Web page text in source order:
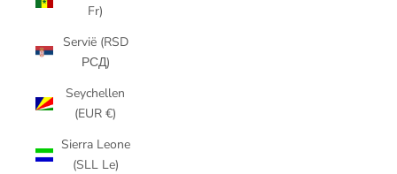
Fr)
Servië (RSD
РСД)
Seychellen
(EUR €)
Sierra Leone
(SLL Le)